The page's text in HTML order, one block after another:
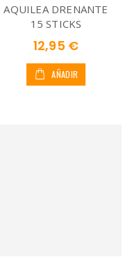
AQUILEA DRENANTE
15 STICKS
12,95 €
AÑADIR